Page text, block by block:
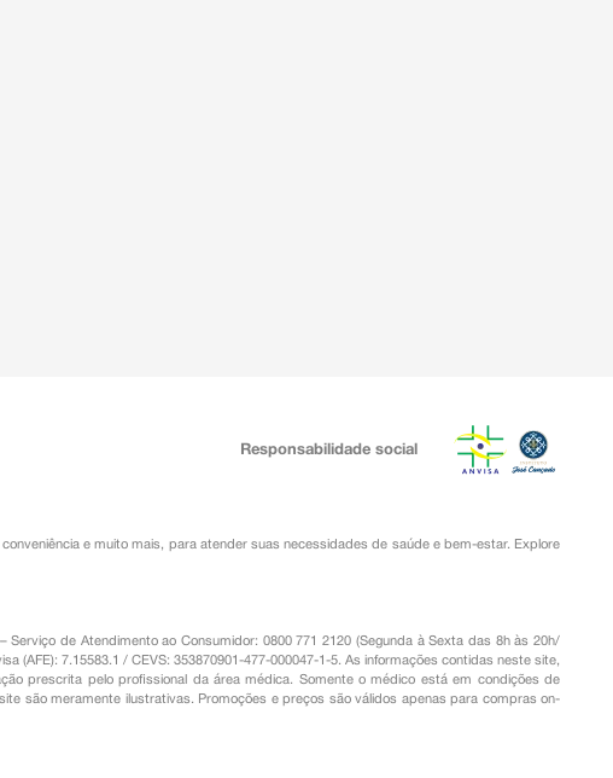
Responsabilidade social
conveniênciae muito mais, para atender suas necessidades de saúde e bem-estar. Explore
Serviço de Atendimento ao Consumidor: 0800 771 2120 (Segunda à Sexta das 8h às 20h/
(AFE): 7.15583.1 / CEVS: 353870901-477-000047-1-5. As informações contidas neste site,
prescrita pelo profissional da área médica. Somente o médico está em condições de
são meramente ilustrativas. Promoções e preços são válidos apenas para compras on-